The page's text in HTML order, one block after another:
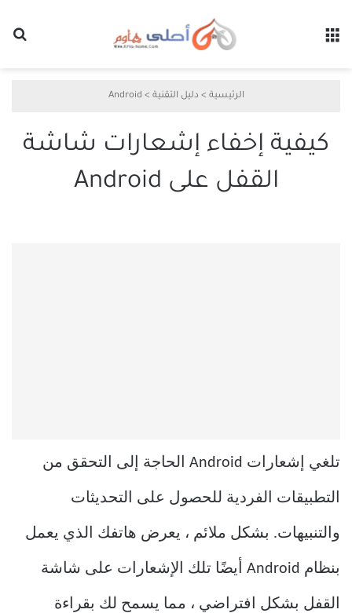
الرئيسية > دليل التقنية >
Android
كيفية إخفاء إشعارات شاشة
القفل على Android
تلغي إشعارات Android الحاجة إلى التحقق من
التطبيقات الفردية للحصول على التحديثات
والتنبيهات. بشكل ملائم ، يعرض هاتفك الذي يعمل
بنظام Android أيضًا تلك الإشعارات على شاشة
القفل بشكل افتراضي ، مما يسمح لك بقراءة